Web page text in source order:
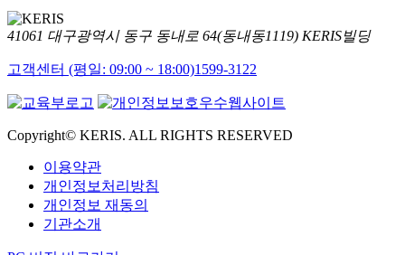
41061 대구광역시 동구 동내로 64(동내동1119) KERIS빌딩
고객센터 (평일: 09:00 ~ 18:00)1599-3122
Copyright© KERIS. ALL RIGHTS RESERVED
이용약관
개인정보처리방침
개인정보 재동의
기관소개